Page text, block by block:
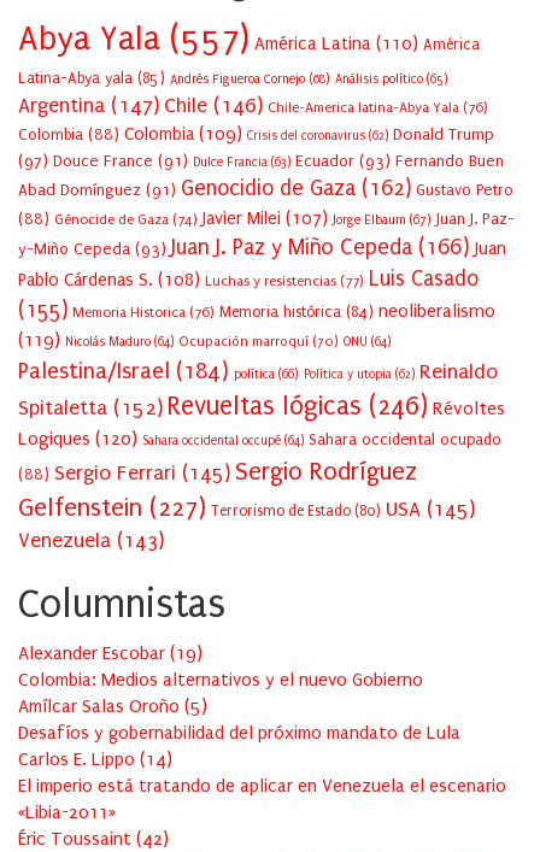
Abya Yala (557) América Latina (110) América
Latina-Abya yala (85) Andrés Figueroa Cornejo (68) Análisis político (65)
Argentina (147) Chile (146) Chile-America latina-Abya Yala (76)
Colombia (88) Colombia(109) Crisis del coronavirus (62) Donald Trump
(97) Douce France (91) Dulce Francia (63) Ecuador (93) Fernando Buen
Abad Domínguez (91) Genocidio de Gaza (162) Gustavo Petro
(88) Génocide de Gaza (74) Javier Milei (107) Jorge Elbaum (67) Juan J. Paz-
y-Miño Cepeda (93) Juan J. Paz y Miño Cepeda (166) Juan
Pablo Cárdenas S. (108) Luchas y resistencias (77) Luis Casado
(155) Memoria Historica (76) Memoria histórica (84) neoliberalismo
(119) Nicolás Maduro (64) Ocupación marroquí (70) ONU (64)
Palestina/Israel (184) política (66) Política y utopia (62) Reinaldo
Spitaletta (152) Revueltas lógicas (246) Révoltes
Logiques (120) Sahara occidental occupé (64) Sahara occidental ocupado
(88) Sergio Ferrari (145) Sergio Rodríguez
Gelfenstein (227) Terrorismo de Estado (80) USA (145)
Venezuela (143)
Columnistas
Alexander Escobar (19)
Colombia: Medios alternativos y el nuevo Gobierno
Amílcar Salas Oroño (5)
Desafíos y gobernabilidad del próximo mandato de Lula
Carlos E. Lippo (14)
El imperio está tratando de aplicar en Venezuela el escenario
«Libia-2011»
Éric Toussaint (42)